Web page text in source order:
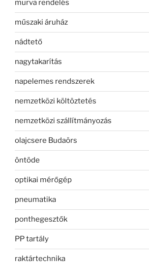
murva rendelés
műszaki áruház
nádtető
nagytakarítás
napelemes rendszerek
nemzetközi költöztetés
nemzetközi szállítmányozás
olajcsere Budaörs
öntöde
optikai mérőgép
pneumatika
ponthegesztők
PP tartály
raktártechnika